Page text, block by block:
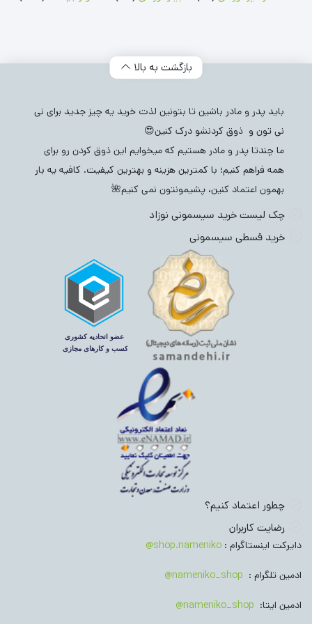
بازگشت به بالا
باید پدر و مادر باشین تا بتونین لذت خرید یه چیز جدید برای نی
نی تون و ذوق کردنشو درک کنین😍
ما چندتا پدر و مادر هستیم که میخوایم این ذوق کردن رو برای
همه فراهم کنیم؛ با کمترین هزینه و بهترین کیفیت. کافیه یه بار
بهمون اعتماد کنین، پشیمونتون نمی کنیم🌺
چک لیست خرید سیسمونی نوزاد
خرید قسطی سیسمونی
چطور اعتماد کنیم؟
رضایت کاربران
دایرکت اینستاگرام : shop.nameniko@
ادمین تلگرام : nameniko_shop@
ادمین ایتا: nameniko_shop@